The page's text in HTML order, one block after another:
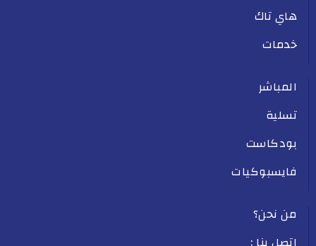
هاي تاك
خدمات
المباشر
تسلية
بودكاست
فايسبوكيات
من نحن؟